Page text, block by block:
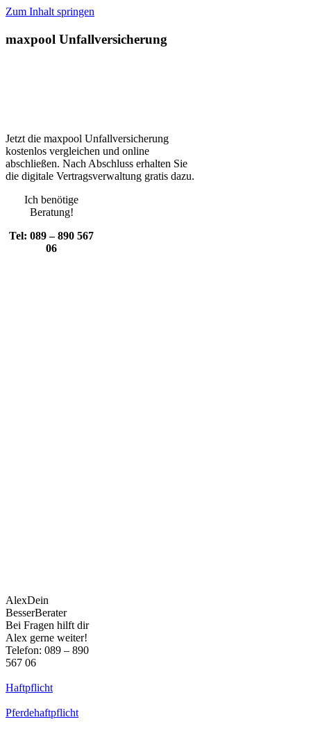
Zum Inhalt springen
maxpool Unfallversicherung
Jetzt die maxpool Unfallversicherung
kostenlos vergleichen und online
abschließen. Nach Abschluss erhalten Sie
die digitale Vertragsverwaltung gratis dazu.
Ich benötige
Beratung!
Tel: 089 – 890 567
06
AlexDein
BesserBerater
Bei Fragen hilft dir
Alex gerne weiter!
Telefon: 089 – 890
567 06
Haftpflicht
Pferdehaftpflicht